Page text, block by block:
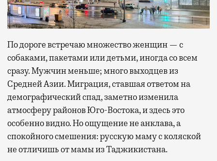
По дороге встречаю множество женщин — с
собаками, пакетами или детьми, иногда со всем
сразу. Мужчин меньше; много выходцев из
Средней Азии. Миграция, ставшая ответом на
демографический спад, заметно изменила
атмосферу районов Юго-Востока, и здесь это
особенно видно. Но ощущение не анклава, а
спокойного смешения: русскую маму с коляской
не отличишь от мамы из Таджикистана.